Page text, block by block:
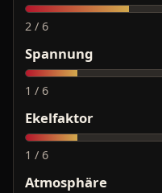
2 / 6
Spannung
1 / 6
Ekelfaktor
1 / 6
Atmosphäre